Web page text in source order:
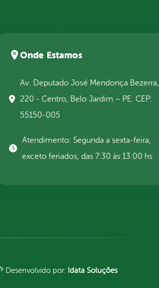
Onde Estamos
Av. Deputado José Mendonça Bezerra,
220 - Centro, Belo Jardim – PE. CEP:
55150-005
Atendimento: Segunda a sexta-feira,
exceto feriados, das 7:30 às 13:00 hs
Desenvolvido por: Idata Soluções